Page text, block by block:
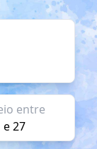
entre
e 27